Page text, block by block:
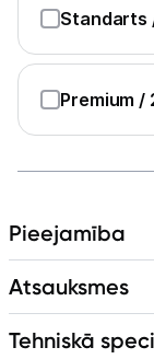
Standarts
Premium /
Pieejamība
Atsauksmes
Tehniskā